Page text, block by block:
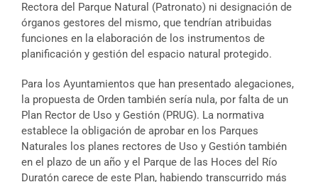
Rectora del Parque Natural (Patronato) ni designación de
órganos gestores del mismo, que tendrían atribuidas
funciones en la elaboración de los instrumentos de
planificación y gestión del espacio natural protegido.
Para los Ayuntamientos que han presentado alegaciones,
la propuesta de Orden también sería nula, por falta de un
Plan Rector de Uso y Gestión (PRUG). La normativa
establece la obligación de aprobar en los Parques
Naturales los planes rectores de Uso y Gestión también
en el plazo de un año y el Parque de las Hoces del Río
Duratón carece de este Plan, habiendo transcurrido más